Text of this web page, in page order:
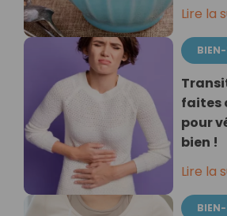
Lire la
BIEN-
faites
pour
bien !
Lire la
BIEN-